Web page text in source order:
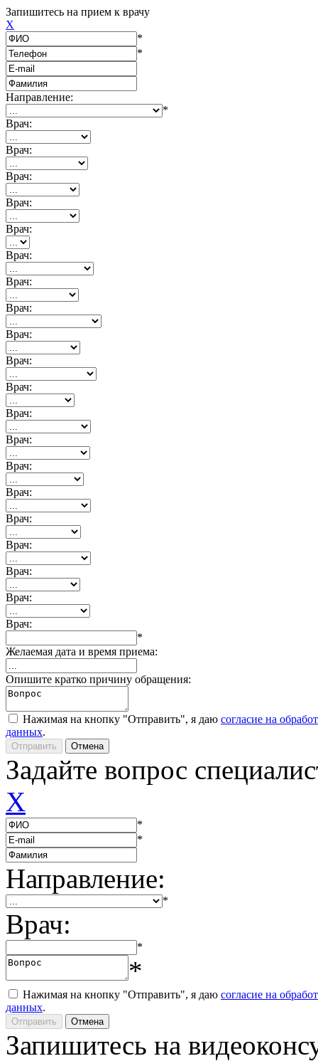
Запишитесь на прием к врачу
X
*
*
Направление:
*
Врач:
Врач:
Врач:
Врач:
Врач:
Врач:
Врач:
Врач:
Врач:
Врач:
Врач:
Врач:
Врач:
Врач:
Врач:
Врач:
Врач:
Врач:
Врач:
Врач:
*
Желаемая дата и время приема:
Опишите кратко причину обращения:
Нажимая на кнопку "Отправить", я даю согласие на
данных.
Задайте вопрос
X
*
*
Направление:
*
Врач:
*
*
Нажимая на кнопку "Отправить", я даю согласие на
данных.
Запишитесь на